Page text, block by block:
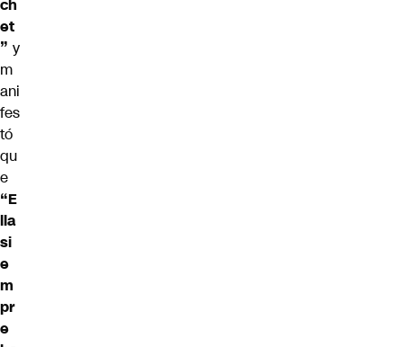
ch
et
” y
m
ani
fes
tó
qu
e
“E
lla
si
e
m
pr
e